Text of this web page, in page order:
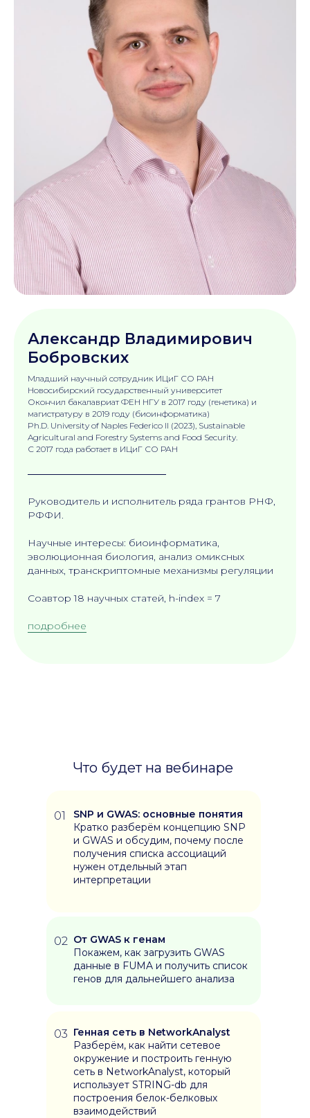
Александр Владимирович
Бобровских
Младший научный сотрудник ИЦиГ СО РАН
Новосибирский государственный университет
Окончил бакалавриат ФЕН НГУ в 2017 году (генетика) и
магистратуру в 2019 году (биоинформатика)
Ph.D. University of Naples Federico II (2023), Sustainable
Agricultural and Forestry Systems and Food Security.
С 2017 года работает в ИЦиГ СО РАН
Руководитель и исполнитель ряда грантов РНФ,
РФФИ.
Научные интересы: биоинформатика,
эволюционная биология, анализ омиксных
данных, транскриптомные механизмы регуляции
Соавтор 18 научных статей, h-index = 7
подробнее
SNP и GWAS: основные понятия
Кратко разберём концепцию SNP
и GWAS и обсудим, почему после
получения списка ассоциаций
нужен отдельный этап
интерпретации
От GWAS к генам
Покажем, как загрузить GWAS
данные в FUMA и получить список
генов для дальнейшего анализа
Генная сеть в NetworkAnalyst
Разберём, как найти сетевое
окружение и построить генную
сеть в NetworkAnalyst, который
использует STRING-db для
построения белок-белковых
взаимодействий
Что будет на вебинаре
01
02
03
АДРЕС В НОВОСИБИРСКЕ:
ул. Пирогова 2, аудитория 205а
Оставить заявку
630 090, Новосибирская область, г. Новосибирск,